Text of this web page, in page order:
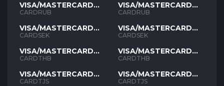
VISA/MASTERCARD
RUB
CARDRUB
VISA/MASTERCARD
SEK
CARDSEK
VISA/MASTERCARD
THB
CARDTHB
VISA/MASTERCARD
TJS
CARDTJS
VISA/MASTERCARD
RUB
CARDRUB
VISA/MASTERCARD
SEK
CARDSEK
VISA/MASTERCARD
THB
CARDTHB
VISA/MASTERCARD
TJS
CARDTJS